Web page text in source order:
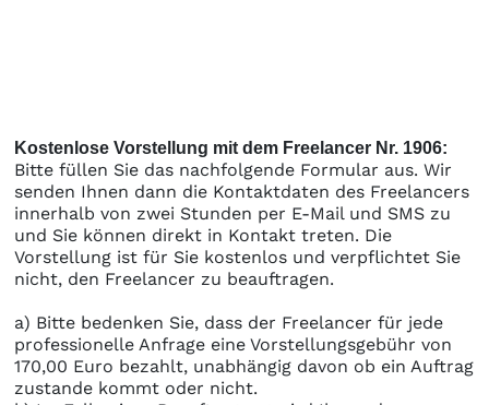
Kostenlose Vorstellung mit dem Freelancer Nr. 1906:
Bitte füllen Sie das nachfolgende Formular aus. Wir
senden Ihnen dann die Kontaktdaten des Freelancers
innerhalb von zwei Stunden per E-Mail und SMS zu
und Sie können direkt in Kontakt treten. Die
Vorstellung ist für Sie kostenlos und verpflichtet Sie
nicht, den Freelancer zu beauftragen.
a) Bitte bedenken Sie, dass der Freelancer für jede
professionelle Anfrage eine Vorstellungsgebühr von
170,00 Euro bezahlt, unabhängig davon ob ein Auftrag
zustande kommt oder nicht.